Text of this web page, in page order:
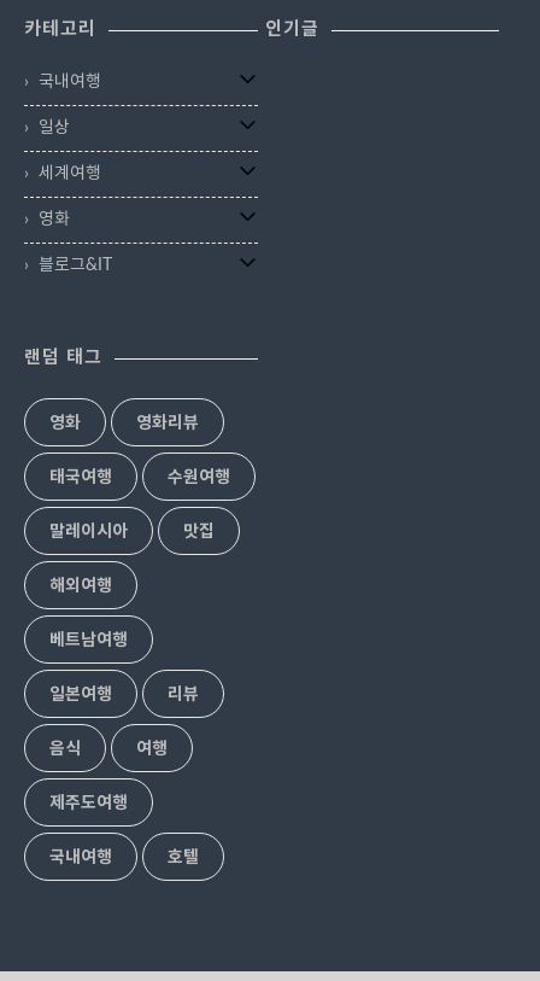
조금은 힘들 것 같지만...가능합니
장=> 다자이후 => 버스정류장' 코
스만 움직이니... 잘 모르지만그 길
길 수 있는 곳이 있습니다.다자이후
도 한바퀴 돌며 여유를 즐겨보세요.
고요한 휴식같은 후쿠오카 여행지
'다자이후 텐만구 & 동네 한바퀴'
런 역사적인 의미 뿐만 아니라 경내
카테고리
국내여행
일상
세계여행
영화
블로그&IT
인기글
랜덤 태그
영화 영화리뷰
태국여행 수원여행
말레이시아 맛집
해외여행
베트남여행
일본여행 리뷰
음식 여행
제주도여행
국내여행 호텔